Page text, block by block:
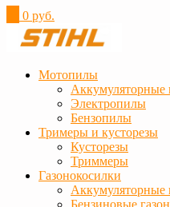
0 руб.
Мотопилы
Аккумуляторные
Электропилы
Бензопилы
Тримеры и кусторезы
Кусторезы
Триммеры
Газонокосилки
Аккумуляторные
Бензиновые